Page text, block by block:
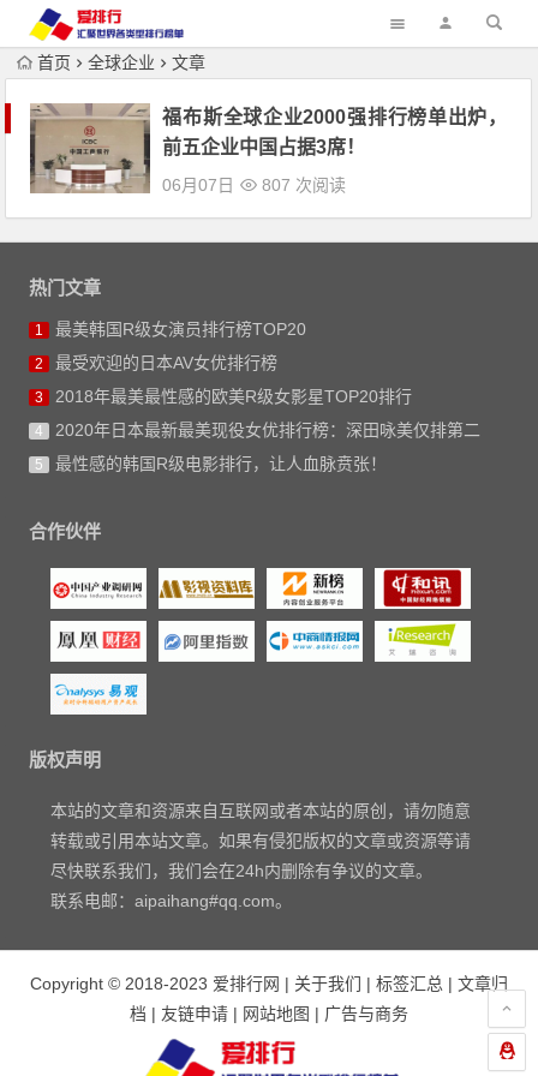
首页 全球企业 文章
福布斯全球企业2000强排行榜单出炉，
前五企业中国占据3席！
06月07日 807 次阅读
热门文章
1 最美韩国R级女演员排行榜TOP20
2 最受欢迎的日本AV女优排行榜
3 2018年最美最性感的欧美R级女影星TOP20排行
4 2020年日本最新最美现役女优排行榜：深田咏美仅排第二
5 最性感的韩国R级电影排行，让人血脉贲张！
合作伙伴
版权声明
本站的文章和资源来自互联网或者本站的原创，请勿随意
转载或引用本站文章。如果有侵犯版权的文章或资源等请
尽快联系我们，我们会在24h内删除有争议的文章。
联系电邮：aipaihang#qq.com。
Copyright © 2018-2023 爱排行网 | 关于我们 | 标签汇总 | 文章归
档 | 友链申请 | 网站地图 | 广告与商务